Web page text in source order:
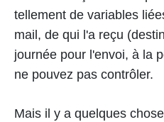
tellement de variables
mail, de qui l'a reçu
journée pour l'envoi, à la
ne pouvez pas contrôler.
Mais il y a quelques